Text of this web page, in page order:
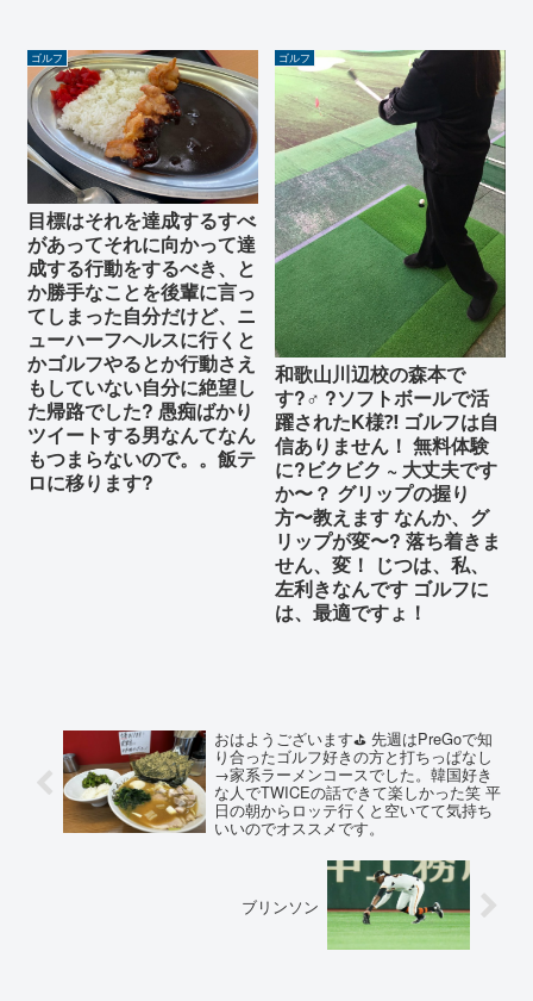
ゴルフ
目標はそれを達成するすべ
があってそれに向かって達
成する行動をするべき、と
か勝手なことを後輩に言っ
てしまった自分だけど、ニ
ューハーフヘルスに行くと
かゴルフやるとか行動さえ
もしていない自分に絶望し
た帰路でした? 愚痴ばかり
ツイートする男なんてなん
もつまらないので。。飯テ
ロに移ります?
ゴルフ
和歌山川辺校の森本で
す?‍♂️ ?ソフトボールで活
躍されたK様⁈ ゴルフは自
信ありません！ 無料体験
に?ビクビク ~ 大丈夫です
か〜？ グリップの握り
方〜教えます なんか、グ
リップが変〜? 落ち着きま
せん、変！ じつは、私、
左利きなんです ゴルフに
は、最適ですょ！
おはようございます⛳️ 先週はPreGoで知
り合ったゴルフ好きの方と打ちっぱなし
→家系ラーメンコースでした。韓国好き
な人でTWICEの話できて楽しかった笑 平
日の朝からロッテ行くと空いてて気持ち
いいのでオススメです。
ブリンソン